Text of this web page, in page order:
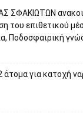
ΣΦΑΚΙΩΤΩΝ
του επιθετικού
Ποδοσφαιρική
άτομα για κατοχή